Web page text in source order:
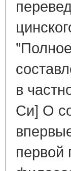
в
Си] О